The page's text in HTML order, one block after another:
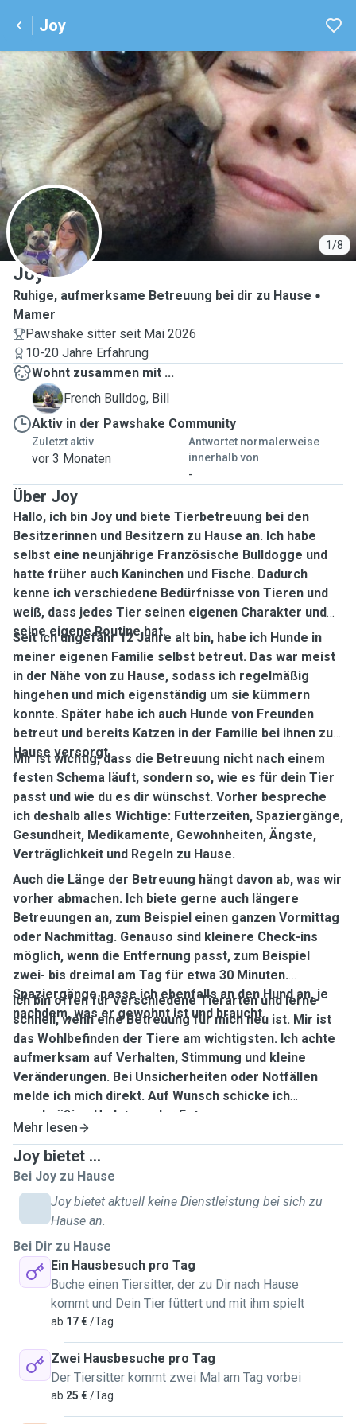
Joy
1/8
J
Joy
Ruhige, aufmerksame Betreuung bei dir zu Hause
Mamer
Pawshake sitter seit Mai 2026
10-20 Jahre Erfahrung
Wohnt zusammen mit ...
B
French Bulldog, Bill
Aktiv in der Pawshake Community
Zuletzt aktiv
vor 3 Monaten
Antwortet normalerweise
innerhalb von
-
Über Joy
Hallo, ich bin Joy und biete Tierbetreuung bei den
Besitzerinnen und Besitzern zu Hause an. Ich habe
selbst eine neunjährige Französische Bulldogge und
hatte früher auch Kaninchen und Fische. Dadurch
kenne ich verschiedene Bedürfnisse von Tieren und
weiß, dass jedes Tier seinen eigenen Charakter und
seine eigene Routine hat.
Seit ich ungefähr 12 Jahre alt bin, habe ich Hunde in
meiner eigenen Familie selbst betreut. Das war meist
in der Nähe von zu Hause, sodass ich regelmäßig
hingehen und mich eigenständig um sie kümmern
konnte. Später habe ich auch Hunde von Freunden
betreut und bereits Katzen in der Familie bei ihnen zu
Hause versorgt.
Mir ist wichtig, dass die Betreuung nicht nach einem
festen Schema läuft, sondern so, wie es für dein Tier
passt und wie du es dir wünschst. Vorher bespreche
ich deshalb alles Wichtige: Futterzeiten, Spaziergänge,
Gesundheit, Medikamente, Gewohnheiten, Ängste,
Verträglichkeit und Regeln zu Hause.
Auch die Länge der Betreuung hängt davon ab, was wir
vorher abmachen. Ich biete gerne auch längere
Betreuungen an, zum Beispiel einen ganzen Vormittag
oder Nachmittag. Genauso sind kleinere Check-ins
möglich, wenn die Entfernung passt, zum Beispiel
zwei- bis dreimal am Tag für etwa 30 Minuten.
Spaziergänge passe ich ebenfalls an den Hund an, je
nachdem, was er gewohnt ist und braucht.
Ich bin offen für verschiedene Tierarten und lerne
schnell, wenn eine Betreuung für mich neu ist. Mir ist
das Wohlbefinden der Tiere am wichtigsten. Ich achte
aufmerksam auf Verhalten, Stimmung und kleine
Veränderungen. Bei Unsicherheiten oder Notfällen
melde ich mich direkt. Auf Wunsch schicke ich
regelmäßige Updates oder Fotos.
Mehr lesen
Joy bietet ...
Bei Joy zu Hause
Joy bietet aktuell keine Dienstleistung bei sich zu
Hause an.
Bei Dir zu Hause
Ein Hausbesuch pro Tag
Buche einen Tiersitter, der zu Dir nach Hause
kommt und Dein Tier füttert und mit ihm spielt
ab 17 €/Tag
Zwei Hausbesuche pro Tag
Der Tiersitter kommt zwei Mal am Tag vorbei
ab 25 €/Tag